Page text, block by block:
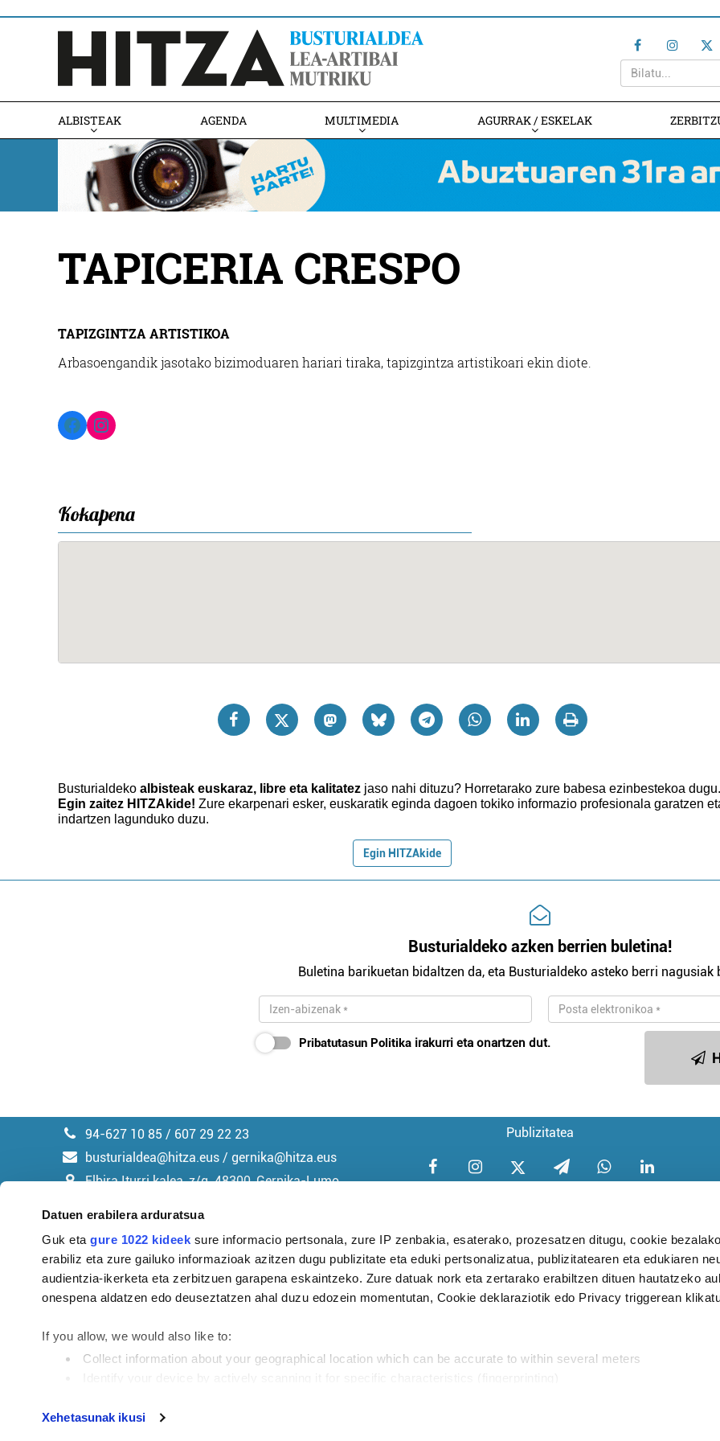
Datuen erabilera arduratsua
Guk etagure 1022 kideek sure informacio pertsonala, zure IP zenbakia, esaterako, prozesatzen ditugu, cookie
erabiliz eta zure gailuko informazioak azitzen dugu publizitate eta eduki pertsonalizatua, publizitatearen eta edukiaren
audientzia-ikerketa eta zerbitzuen garapena eskaintzeko. Zure datuak nork eta zertarako erabiltzen dituen hautatzeko
onespena aldatzen edo deuseztatzen ahal duzu edozein momentutan, Cookie deklaraziotik edo Privacy triggerean
If you allow, we would also like to:
Collect information about your geographical location which can be accurate to within several meters
Xehetasunak ikusi
ALBISTEAK AGENDA MULTIMEDIA AGURRAK / ESKELAK
TAPICERIA CRESPO
TAPIZGINTZA ARTISTIKOA
Arbasoengandik jasotako bizimoduaren hariari tiraka, tapizgintza artistikoari ekin diote.
Facebook
Instagram
Kokapena
Busturialdeko albisteak euskaraz, libre eta kalitatez jaso nahi dituzu? Horretarako zure babesa ezinbestekoa dugu.
Egin zaitez HITZAkide! Zure ekarpenari esker, euskaratik eginda dagoen tokiko informazio profesionala garatzen
indartzen lagunduko duzu.
Egin HITZAkide
Busturialdeko azken berrien buletina!
Buletina barikuetan bidaltzen da, eta Busturialdeko asteko berri nagusiak
Pribatutasun Politika irakurri eta onartzen dut.
94-627 10 85 / 607 29 22 23
busturialdea@hitza.eus / gernika@hitza.eus
Elbira Iturri kalea, z/g. 48300, Gernika-Lumo
Publizitatea
Argitalpen politika Aniztasun politika Pribatutasun
Tokiko informazioa profesionaltasunez eta euskaratik, modu librean kontatzea da gure eginkizuna.